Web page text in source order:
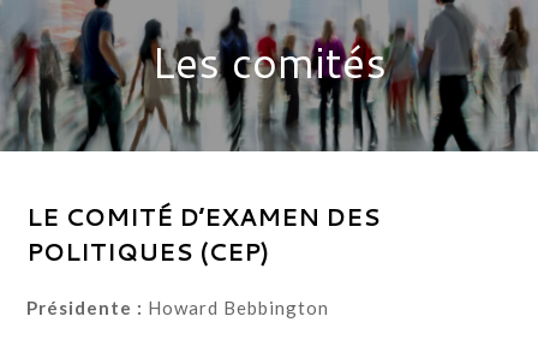
Les comités
LE COMITÉ D’EXAMEN DES
POLITIQUES (CEP)
Présidente : Howard Bebbington